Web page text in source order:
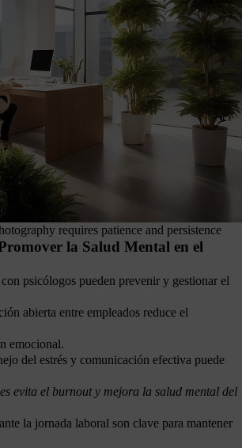
requires patience and persistence
la Salud Mental en el
psicólogos pueden prevenir y gestionar el
abierta entre empleados reduce el
emocional.
del estrés y comunicación efectiva puede
evita el burnout y mejora la salud mental del
la jornada laboral son clave para mantener